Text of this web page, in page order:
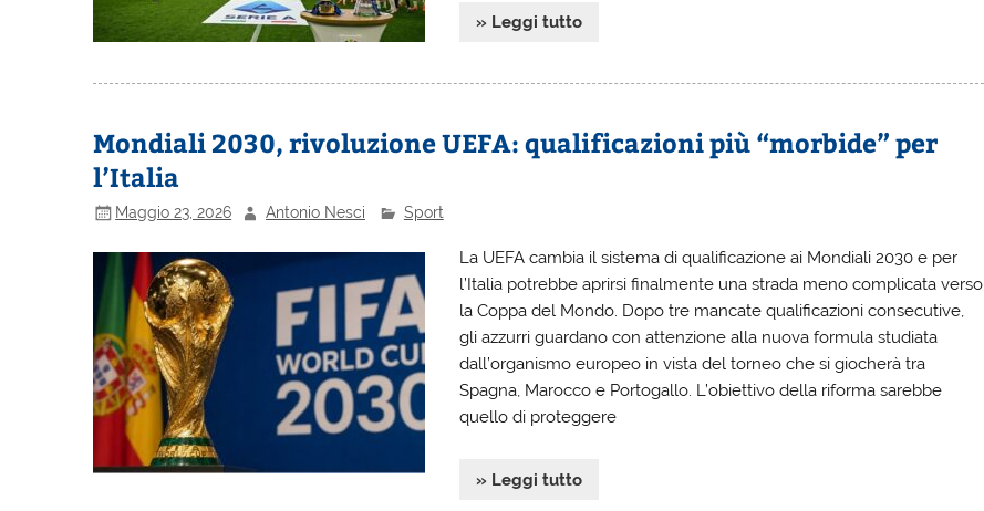
» Leggi tutto
Mondiali 2030, rivoluzione UEFA: qualificazioni più “morbide” per
l’Italia
Maggio 23, 2026 Antonio Nesci Sport
La UEFA cambia il sistema di qualificazione ai Mondiali 2030 e per
l’Italia potrebbe aprirsi finalmente una strada meno complicata verso
la Coppa del Mondo. Dopo tre mancate qualificazioni consecutive,
gli azzurri guardano con attenzione alla nuova formula studiata
dall’organismo europeo in vista del torneo che si giocherà tra
Spagna, Marocco e Portogallo. L’obiettivo della riforma sarebbe
quello di proteggere
» Leggi tutto